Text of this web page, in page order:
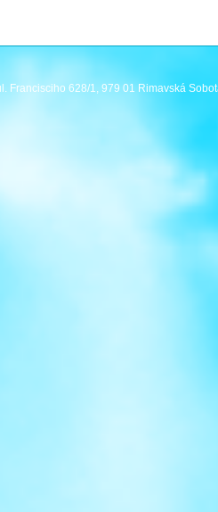
Francisciho 628/1, 979 01 Rimavská